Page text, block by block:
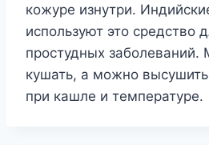
кожуре изнутри.
используют это средство
простудных заболеваний.
кушать, а можно
при кашле и температуре.